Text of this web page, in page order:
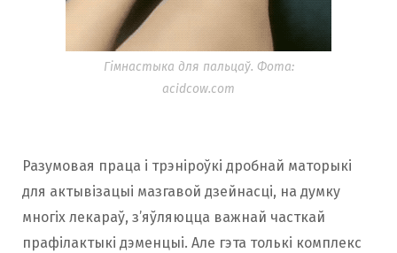
Гімнастыка для пальцаў. Фота:
acidcow.com
Разумовая праца і трэніроўкі дробнай маторыкі
для актывізацыі мазгавой дзейнасці, на думку
многіх лекараў, з’яўляюцца важнай часткай
прафілактыкі дэменцыі. Але гэта толькі комплекс